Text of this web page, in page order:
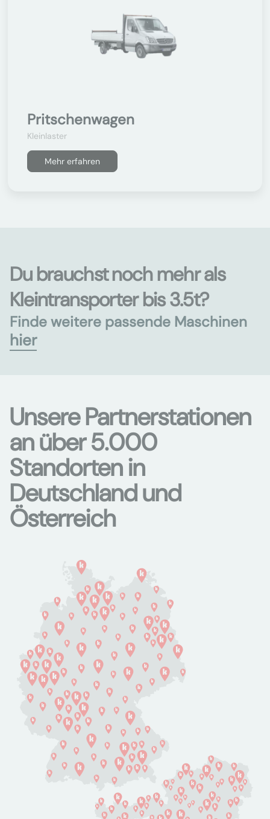
Pritschenwagen
Kleinlaster
Mehr erfahren
Du brauchst noch mehr als
Kleintransporter bis 3.5t?
Finde weitere passende Maschinen
hier
Unsere Partnerstationen
an über 5.000
Standorten in
Deutschland und
Österreich